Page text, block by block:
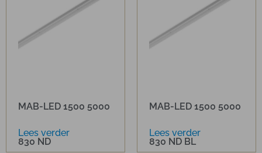
MAB-LED 1500 5000
830 ND
Lees verder
MAB-LED 1500 5000
830 ND BL
Lees verder